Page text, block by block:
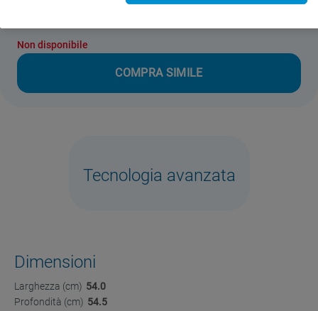
Non disponibile
COMPRA SIMILE
Tecnologia avanzata
Dimensioni
Larghezza (cm) 54.0
Profondità (cm) 54.5